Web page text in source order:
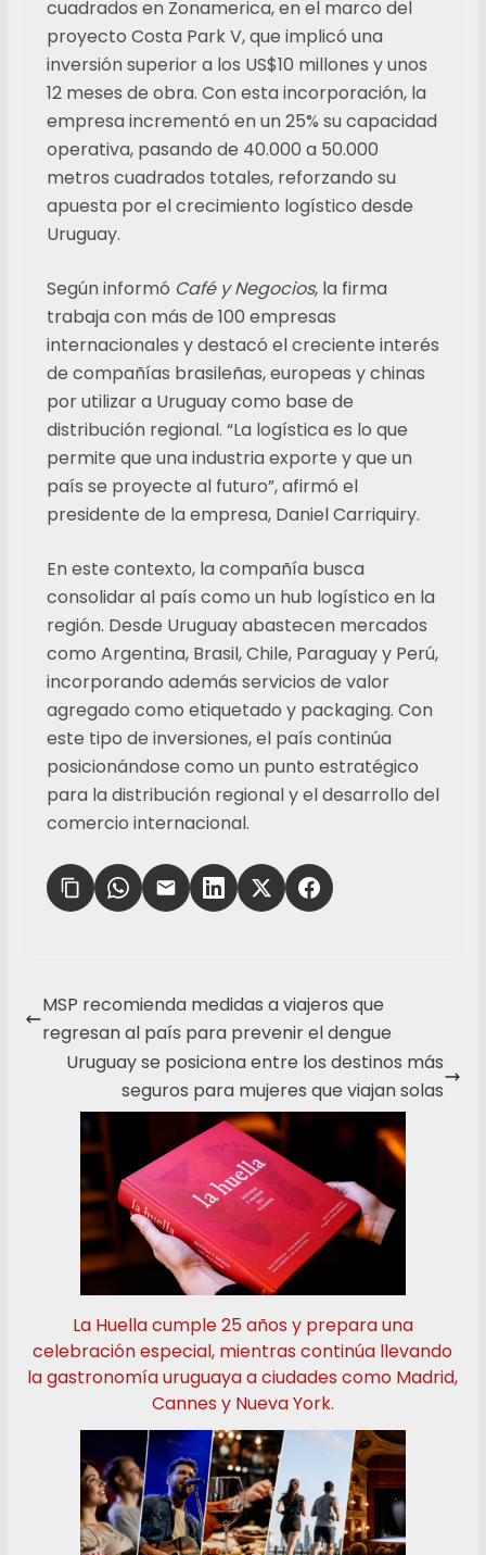
cuadrados en Zonamerica, en el marco del
proyecto Costa Park V, que implicó una
inversión superior a los US$10 millones y unos
12 meses de obra. Con esta incorporación, la
empresa incrementó en un 25% su capacidad
operativa, pasando de 40.000 a 50.000
metros cuadrados totales, reforzando su
apuesta por el crecimiento logístico desde
Uruguay.
Según informó Café y Negocios, la firma
trabaja con más de 100 empresas
internacionales y destacó el creciente interés
de compañías brasileñas, europeas y chinas
por utilizar a Uruguay como base de
distribución regional. “La logística es lo que
permite que una industria exporte y que un
país se proyecte al futuro”, afirmó el
presidente de la empresa, Daniel Carriquiry.
En este contexto, la compañía busca
consolidar al país como un hub logístico en la
región. Desde Uruguay abastecen mercados
como Argentina, Brasil, Chile, Paraguay y Perú,
incorporando además servicios de valor
agregado como etiquetado y packaging. Con
este tipo de inversiones, el país continúa
posicionándose como un punto estratégico
para la distribución regional y el desarrollo del
comercio internacional.
MSP recomienda medidas a viajeros que
regresan al país para prevenir el dengue
Uruguay se posiciona entre los destinos más
seguros para mujeres que viajan solas
La Huella cumple 25 años y prepara una
celebración especial, mientras continúa llevando
la gastronomía uruguaya a ciudades como Madrid,
Cannes y Nueva York.